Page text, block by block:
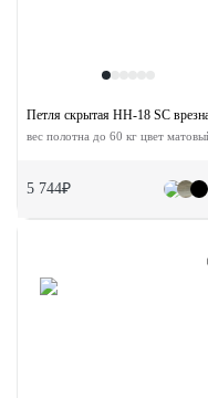
Петля скрытая HH-18 SC
5 744₽